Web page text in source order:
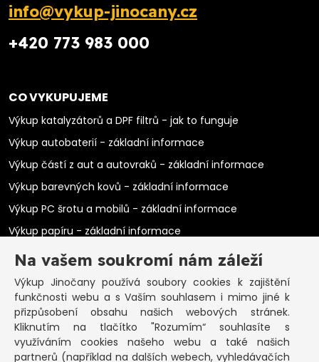
info@vykup-jinocany.cz
+420 773 983 000
CO VYKUPUJEME
Výkup katalyzátorů a DPF filtrů - jak to funguje
Výkup autobaterií - základní informace
Výkup částí z aut a autovraků - základní informace
Výkup barevných kovů - základní informace
Výkup PC šrotu a mobilů - základní informace
Výkup papíru - základní informace
Výkup elektromotorů - základní informace
PRAKTICKÉ INFORMACE
Pozastavená živnost
Co vykoupíme na občanku?
Podmínky výkupu
Na vašem soukromí nám záleží
Výkup Jinočany používá soubory cookies k zajištění
funkčnosti webu a s Vaším souhlasem i mimo jiné k
přizpůsobení obsahu našich webových stránek.
Kliknutím na tlačítko "Rozumím“ souhlasíte s
využíváním cookies našeho webu a také našich
partnerů (například na dalších webech, vyhledávačích